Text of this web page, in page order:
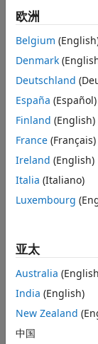
相关链接
在您的
服务接口的客
作。例如，您需
AUTOSAR 软
软件会创建
细信息，请参阅
Service、
Manager
下面是一个节
件和一个节气
传感器 (TPS)
传感器组件和
个 TPS 信号。
件调用 BSW
open_system(
欧洲
Belgium
Denmark
Deutschland
España (Español)
Finland (English)
France (Français)
Ireland (English)
Italia (Italiano)
Luxembourg
亚太
Australia
India (English)
New Zealand
中国